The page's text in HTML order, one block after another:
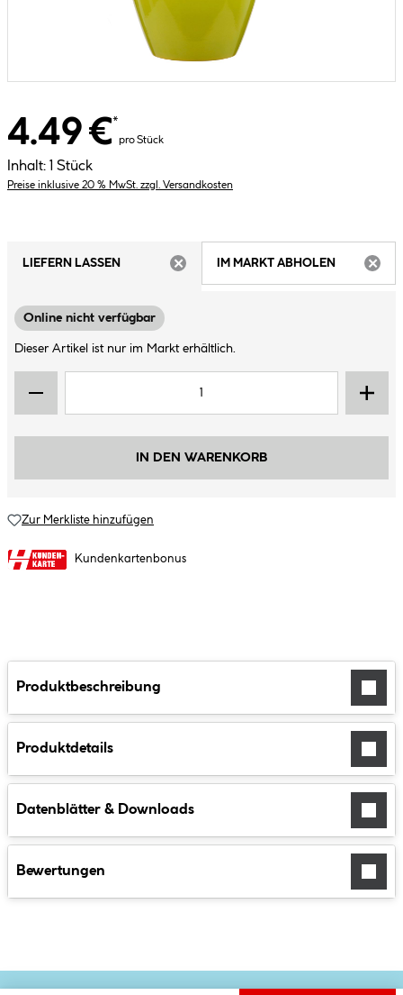
4.49 €*
pro Stück
Inhalt: 1 Stück
Preise inklusive 20 % MwSt. zzgl. Versandkosten
LIEFERN LASSEN
IM MARKT ABHOLEN
Online nicht verfügbar
Dieser Artikel ist nur im Markt erhältlich.
IN DEN WARENKORB
Zur Merkliste hinzufügen
Kundenkartenbonus
Produktbeschreibung
Produktdetails
Datenblätter & Downloads
Bewertungen